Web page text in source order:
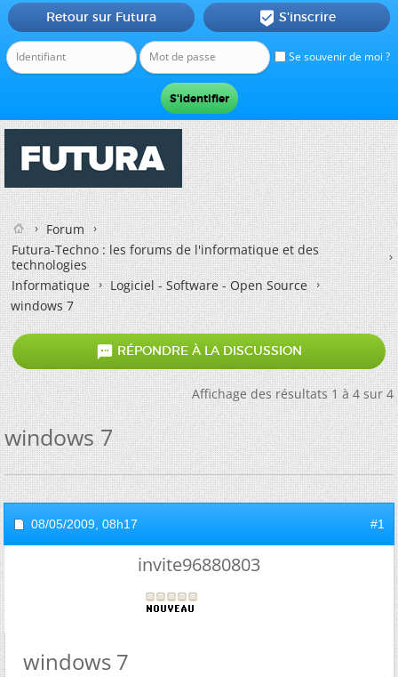
Se souvenir de moi ?
Retour sur Futura  S'inscrire
Forum
Futura-Techno : les forums de l'informatique et des
technologies
Informatique
Logiciel - Software - Open Source
windows 7
 RÉPONDRE À LA DISCUSSION
Affichage des résultats 1 à 4 sur 4
windows 7
08/05/2009, 08h17 #1
invite96880803
windows 7